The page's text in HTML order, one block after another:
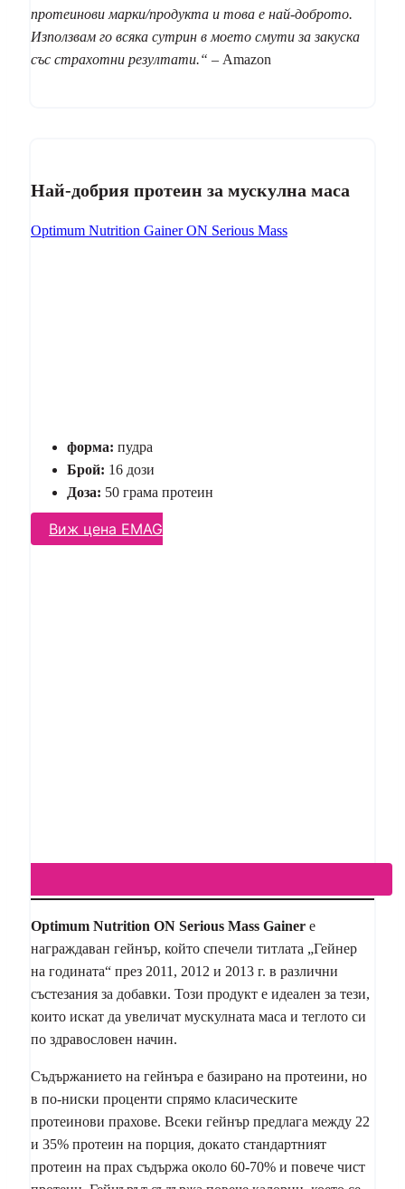
протеинови марки/продукта и това е най-доброто.
Използвам го всяка сутрин в моето смути за закуска
със страхотни резултати.“ – Amazon
Най-добрия протеин за мускулна маса
Optimum Nutrition Gainer ON Serious Mass
форма: пудра
Брой: 16 дози
Доза: 50 грама протеин
Виж цена EMAG
Optimum Nutrition ON Serious Mass Gainer е
награждаван гейнър, който спечели титлата „Гейнер
на годината“ през 2011, 2012 и 2013 г. в различни
състезания за добавки. Този продукт е идеален за тези,
които искат да увеличат мускулната маса и теглото си
по здравословен начин.
Съдържанието на гейнъра е базирано на протеини, но
в по-ниски проценти спрямо класическите
протеинови прахове. Всеки гейнър предлага между 22
и 35% протеин на порция, докато стандартният
протеин на прах съдържа около 60-70% и повече чист